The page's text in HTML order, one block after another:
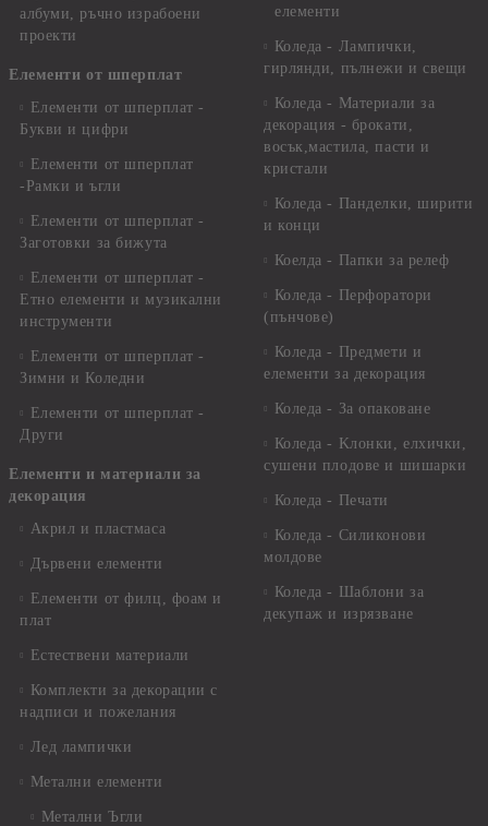
албуми, ръчно израбоени
проекти
Елементи от шперплат
Елементи от шперплат -
Букви и цифри
Елементи от шперплат
-Рамки и ъгли
Елементи от шперплат -
Заготовки за бижута
Елементи от шперплат -
Етно елементи и музикални
инструменти
Елементи от шперплат -
Зимни и Коледни
Елементи от шперплат -
Други
Елементи и материали за
декорация
Акрил и пластмаса
Дървени елементи
Елементи от филц, фоам и
плат
Естествени материали
Комплекти за декорации с
надписи и пожелания
Лед лампички
Метални елементи
Метални Ъгли
елементи
Коледа - Лампички,
гирлянди, пълнежи и свещи
Коледа - Материали за
декорация - брокати,
восък,мастила, пасти и
кристали
Коледа - Панделки, ширити
и конци
Коелда - Папки за релеф
Коледа - Перфоратори
(пънчове)
Коледа - Предмети и
елементи за декорация
Коледа - За опаковане
Коледа - Kлонки, елхички,
сушени плодове и шишарки
Коледа - Печати
Коледа - Силиконови
молдове
Коледа - Шаблони за
декупаж и изрязване